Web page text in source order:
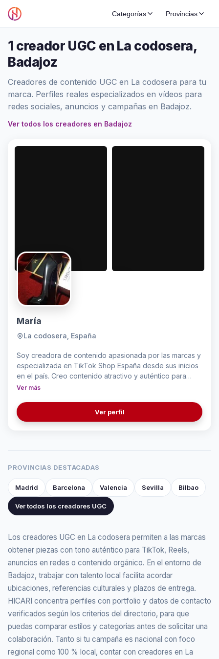
Categorías Provincias
1 creador UGC en La codosera,
Badajoz
Creadores de contenido UGC en La codosera para tu
marca. Perfiles reales especializados en vídeos para
redes sociales, anuncios y campañas en Badajoz.
Ver todos los creadores en Badajoz
María
La codosera, España
Soy creadora de contenido apasionada por las marcas y
especializada en TikTok Shop España desde sus inicios
en el país. Creo contenido atractivo y auténtico para
promocionar productos de vendedores y marcas,
en tiktok para audiencias de España, Francia, Italia,
Irlanda y Alemania. Además, cuento con años de
Ver más
Ver perfil
PROVINCIAS DESTACADAS
Madrid Barcelona Valencia Sevilla Bilbao
Ver todos los creadores UGC
Los creadores UGC en La codosera permiten a las marcas
obtener piezas con tono auténtico para TikTok, Reels,
anuncios en redes o contenido orgánico. En el entorno de
Badajoz, trabajar con talento local facilita acordar
ubicaciones, referencias culturales y plazos de entrega.
HICARI concentra perfiles con portfolio y datos de contacto
verificados según los criterios del directorio, para que
puedas comparar estilos y categorías antes de solicitar una
colaboración. Tanto si tu campaña es nacional con foco
regional como 100 % local, contar con creadores en La